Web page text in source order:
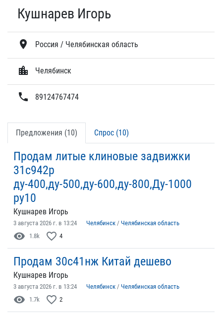
Кушнарев Игорь
location_on Россия / Челябинская область
location_city Челябинск
phone 89124767474
Предложения (10) Спрос (10)
Продам литые клиновые задвижки
31с942р
ду-400,ду-500,ду-600,ду-800,Ду-1000
ру10
Кушнарев Игорь
3 августа 2026 г. в 13:24 Челябинск / Челябинская область
visibility 1.8k favorite_border 4
Продам 30с41нж Китай дешево
Кушнарев Игорь
3 августа 2026 г. в 13:24 Челябинск / Челябинская область
visibility 1.7k favorite_border 2